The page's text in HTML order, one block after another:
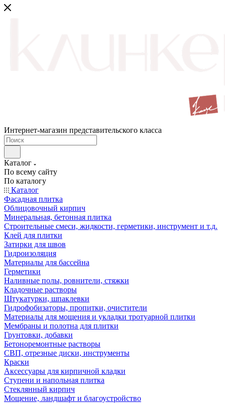
Интернет-магазин представительского класса
Каталог
По всему сайту
По каталогу
Каталог
Фасадная плитка
Облицовочный кирпич
Минеральная, бетонная плитка
Строительные смеси, жидкости, герметики, инструмент и т.д.
Клей для плитки
Затирки для швов
Гидроизоляция
Материалы для бассейна
Герметики
Наливные полы, ровнители, стяжки
Кладочные растворы
Штукатурки, шпаклевки
Гидрофобизаторы, пропитки, очистители
Материалы для мощения и укладки тротуарной плитки
Мембраны и полотна для плитки
Грунтовки, добавки
Бетоноремонтные растворы
СВП, отрезные диски, инструменты
Краски
Аксессуары для кирпичной кладки
Ступени и напольная плитка
Cтеклянный кирпич
Мощение, ландшафт и благоустройство